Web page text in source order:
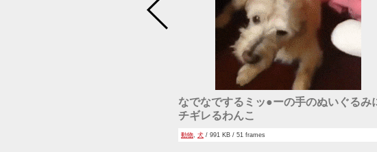
なでなでするミッ●ーの手のぬいぐるみ
チギレるわんこ
動物 犬 / 991 KB / 51 frames